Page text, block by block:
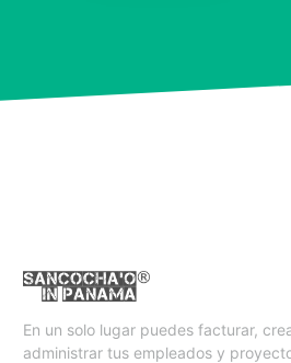
En un solo lugar puedes facturar,
administrar tus empleados y